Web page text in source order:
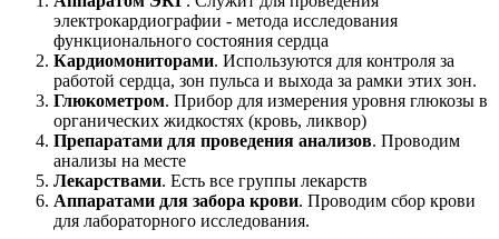
электрокардиографии - метода исследования
функционального состояния сердца
Кардиомониторами. Используются для контроля за
работой сердца, зон пульса и выхода за рамки этих зон.
Глюкометром. Прибор для измерения уровня глюкозы в
органических жидкостях (кровь, ликвор)
Препаратами для проведения анализов. Проводим
анализы на месте
Лекарствами. Есть все группы лекарств
Аппаратами для забора крови. Проводим сбор крови
для лабораторного исследования.